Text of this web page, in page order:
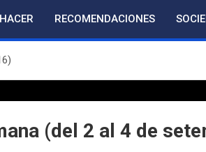
RECOMENDACIONES
(del 2 al 4 de